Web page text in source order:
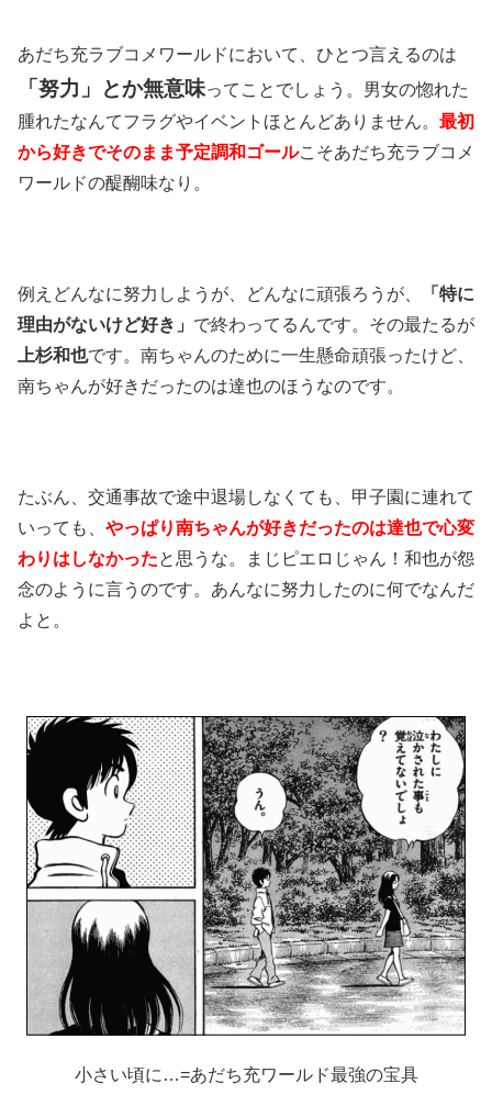
あだち充ラブコメワールドにおいて、ひとつ言えるのは
「努力」とか無意味ってことでしょう。男女の惚れた
腫れたなんてフラグやイベントほとんどありません。 最初
から好きでそのまま予定調和ゴールこそあだち充ラブコメ
ワールドの醍醐味なり。
例えどんなに努力しようが、どんなに頑張ろうが、
「特に
理由がないけど好き」 で終わってるんです。その最たるが
上杉和也です。南ちゃんのために一生懸命頑張ったけど、
南ちゃんが好きだったのは達也のほうなのです。
たぶん、交通事故で途中退場しなくても、甲子園に連れて
いっても、 やっぱり南ちゃんが好きだったのは達也で心変
わりはしなかったと思うな。まじピエロじゃん！和也が怨
念のように言うのです。あんなに努力したのに何でなんだ
よと。
小さい頃に…=あだち充ワールド最強の宝具